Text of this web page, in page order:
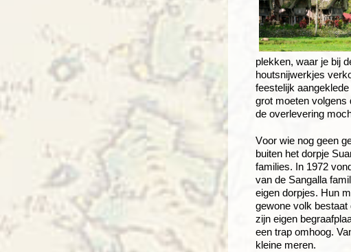
plekken, waar je bij
houtsnijwerkjes
feestelijk
grot moeten volgens
de overlevering
Voor wie nog geen
buiten het dorpje
families. In 1972
van de Sangalla
eigen dorpjes. Hun
gewone volk bestaat
zijn eigen
een trap omhoog.
kleine meren.